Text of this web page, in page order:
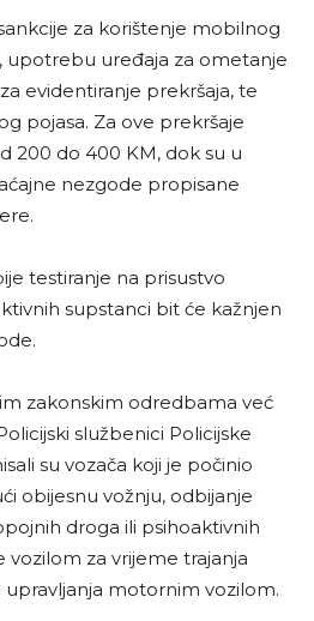
za korištenje mobilnog
uređaja za ometanje
evidentiranje prekršaja, te
pojasa. Za ove prekršaje
200 do 400 KM, dok su u
nezgode propisane
testiranje na prisustvo
supstanci bit će kažnjen
zakonskim odredbama već
službenici Policijske
su vozača koji je počinio
obijesnu vožnju, odbijanje
droga ili psihoaktivnih
vozilom za vrijeme trajanja
motornim vozilom.